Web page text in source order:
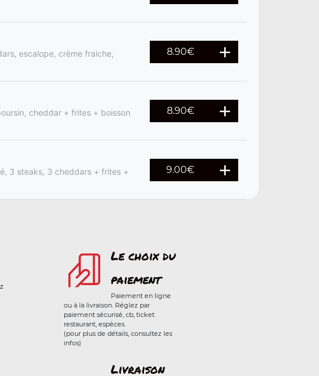
escalope, crème fraiche,
8.90€
cheddar + frites + boisson
8.90€
3 steaks, 3 cheddars + frites +
9.00€
Le choix du
paiement
Paiement en ligne
ou à la livraison. Réglez par
paiement sécurisé, cb, ticket
restaurant, espèces.
(pour plus de détails, consultez les
infos)
Livraison